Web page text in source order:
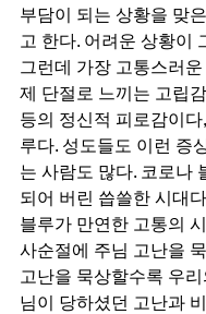
부담이 되는 상황을 맞
고 한다. 어려운 상황이
그런데 가장 고통스러
제 단절로 느끼는 고립
등의 정신적 피로감이
루다. 성도들도 이런 증
는 사람도 많다. 코로나
되어 버린 씁쓸한 시대
블루가 만연한 고통의
사순절에 주님 고난을
고난을 묵상할수록 우
님이 당하셨던 고난과